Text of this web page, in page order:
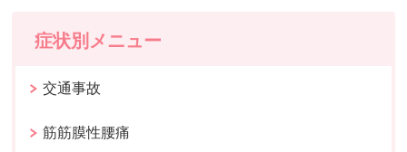
症状別メニュー
交通事故
筋筋膜性腰痛